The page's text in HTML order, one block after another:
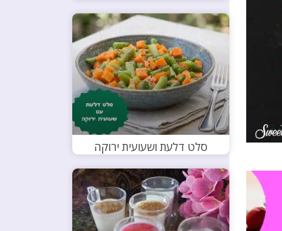
סלט דלעת ושעועית ירוקה